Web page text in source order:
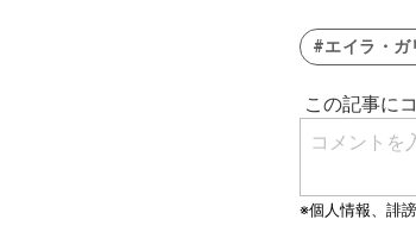
#エイラ・ガ